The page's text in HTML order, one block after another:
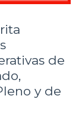
de
y de